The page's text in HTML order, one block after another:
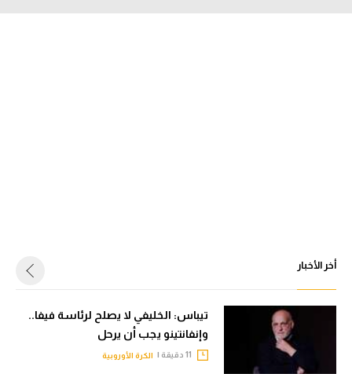
أخر الأخبار
تيباس: الخليفي لا يصلح لرئاسة فيفا..
وإنفانتينو يجب أن يرحل
الكرة الأوروبية